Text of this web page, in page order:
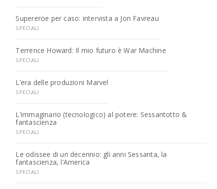
Supereroe per caso: intervista a Jon Favreau
SPECIALI
Terrence Howard: Il mio futuro è War Machine
SPECIALI
L’era delle produzioni Marvel
SPECIALI
L’immaginario (tecnologico) al potere: Sessantotto &
fantascienza
SPECIALI
Le odissee di un decennio: gli anni Sessanta, la
fantascienza, l’America
SPECIALI